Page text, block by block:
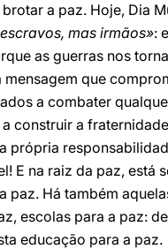
a paz. Hoje, Dia
mas irmãos»:
as guerras nos
mensagem que
a combater
construir a
própria
E na raiz da paz, está
paz. Há também
escolas para a paz:
educação para a paz.